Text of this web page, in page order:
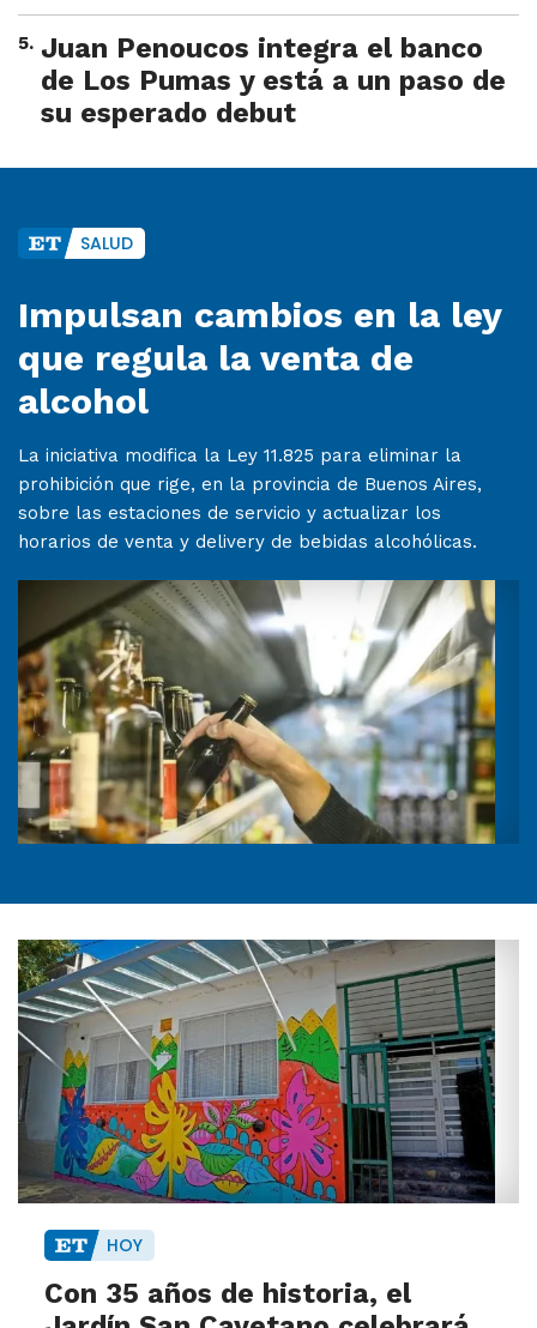
5. Juan Penoucos integra el banco
de Los Pumas y está a un paso de
su esperado debut
SALUD
Impulsan cambios en la ley
que regula la venta de
alcohol
La iniciativa modifica la Ley 11.825 para eliminar la
prohibición que rige, en la provincia de Buenos Aires,
sobre las estaciones de servicio y actualizar los
horarios de venta y delivery de bebidas alcohólicas.
HOY
Con 35 años de historia, el